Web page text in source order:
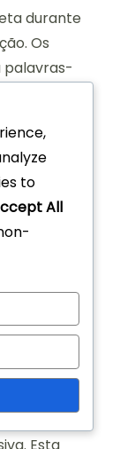
durante
Os
palavras-
a
e construir
na
Ao
Esta
to
All